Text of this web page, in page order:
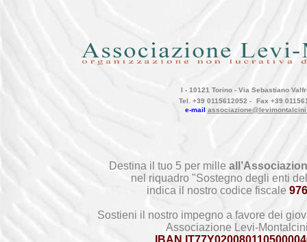
I - 10121 Torino - Via Sebastiano
Tel. +39 0115612052 -
Fax +39
e-mail
Destina il tuo 5 per mille
nel riquadro "Sostegno degli enti
indica il nostro codice fiscale
Sostieni il nostro impegno a favore dei
Associazione Levi-
IBAN